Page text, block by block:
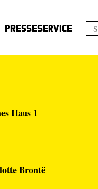
Presseservice
Haus 1
Brontë